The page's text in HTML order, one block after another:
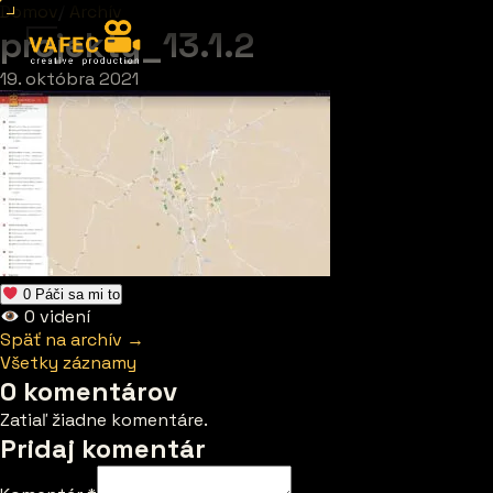
Domov Archív
projekty_13.1.2
19. októbra 2021
0 Páči sa mi to
0 videní
Späť na archív →
Všetky záznamy
0 komentárov
Zatiaľ žiadne komentáre.
Pridaj komentár